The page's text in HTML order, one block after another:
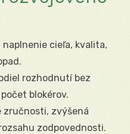
naplnenie cieľa, kvalita,
rozhodnutí bez
blokérov.
zručnosti, zvýšená
zodpovednosti.